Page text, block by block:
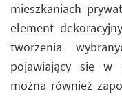
mieszkaniach
element
tworzenia
pojawiający się w
można również